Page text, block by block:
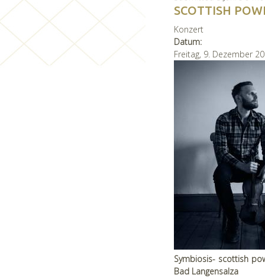
SCOTTISH
Konzert
Datum:
Freitag, 9. Dezember
Symbiosis- scottish
Bad Langensalza